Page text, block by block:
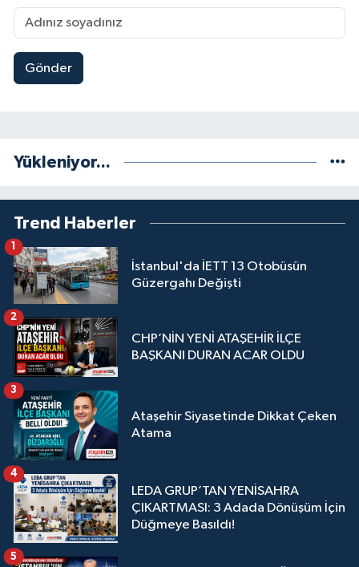
Gönder
Yükleniyor...
Trend Haberler
İstanbul'da İETT 13 Otobüsün
Güzergahı Değişti
1
CHP’NİN YENİ ATAŞEHİR İLÇE
BAŞKANI DURAN ACAR OLDU
2
Ataşehir Siyasetinde Dikkat Çeken
Atama
3
LEDA GRUP’TAN YENİSAHRA
ÇIKARTMASI: 3 Adada Dönüşüm İçin
Düğmeye Basıldı!
4
5